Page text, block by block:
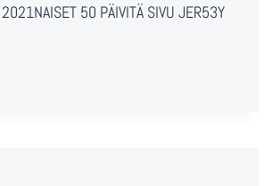
50 PÄIVITÄ SIVU JER53Y